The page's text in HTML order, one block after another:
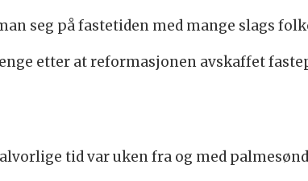
seg på fastetiden med mange slags
etter at reformasjonen avskaffet
tid var uken fra og med